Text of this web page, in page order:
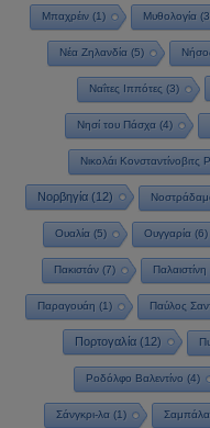
Μπαχρέιν(1) Μυθολογία
Νέα Ζηλανδία (5)
Ναΐτες Ιππότες (3)
Νησί του Πάσχα(4)
Νικολάι Κονσταντίνοβιτς
Νορβηγία(12)
Ουαλία(5) Ουγγαρία(6)
Πακιστάν(7) Παλαιστίνη
Παραγουάη (1) Παύλος
Πορτογαλία (12)
Ροδόλφο Βαλεντίνο (4)
Σάνγκρι-λα (1) Σαμπάλα